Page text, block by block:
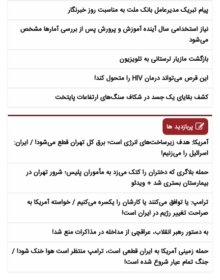
پیام تبریک مدیرعامل بانک ملت به مناسبت روز خبرنگار
نیاز استخدامی سال آینده آموزش و پرورش پس از بررسی آمارها مشخص
می‌شود
بازگشت مازیار لرستانی به تلویزیون
این قرص می‌تواند درمان HIV را متحول کند!
کشف بقایای یک جسد در شکاف سنگ‌های ارتفاعات پایتخت
پربازدید ها
آمریکا: هدف زیرساخت‌های انرژی است؛ برق کل تهران قطع می‌شود! / ایران:
اسرائیل را می‌زنیم!
حمله بلاگری که دختران را کتک می‌زد به مأموران پلیس؛ شرور تهران در
بیمارستان بستری شد + ویدئو
ترامپ: یا توافق می‌کنند یا کارشان را یکسره می‌کنیم / خواسته آمریکا به
صراحت تغییر رژیم در ایران است!
به دستور رهبر انقلاب، عراقچی از مداخله در مذاکرات منع شد!
حمله زمینی آمریکا به ایران قطعی است، ترامپ منتظر است هوا خنک شود! /
جنگ تمام عیار شروع شده است!